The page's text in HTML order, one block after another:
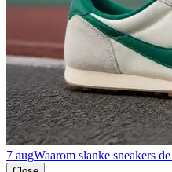
7 augWaarom slanke sneakers